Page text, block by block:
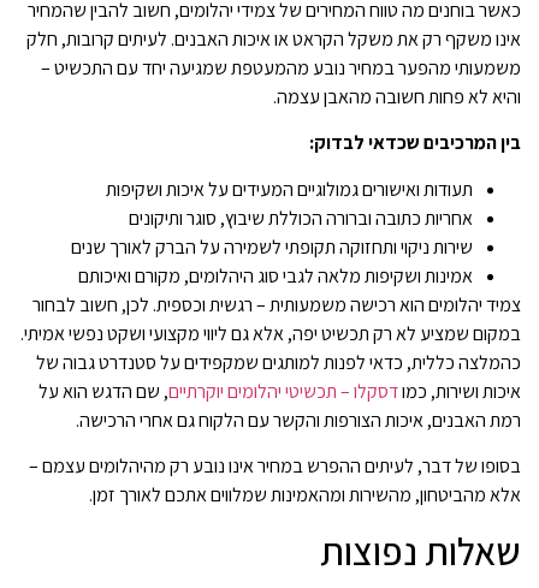
כאשר בוחנים מה טווח המחירים של צמידי יהלומים, חשוב להבין שהמחיר
אינו משקף רק את משקל הקראט או איכות האבנים. לעיתים קרובות, חלק
משמעותי מהפער במחיר נובע מהמעטפת שמגיעה יחד עם התכשיט –
והיא לא פחות חשובה מהאבן עצמה.
בין המרכיבים שכדאי לבדוק:
תעודות ואישורים גמולוגיים המעידים על איכות ושקיפות
אחריות כתובה וברורה הכוללת שיבוץ, סוגר ותיקונים
שירות ניקוי ותחזוקה תקופתי לשמירה על הברק לאורך שנים
אמינות ושקיפות מלאה לגבי סוג היהלומים, מקורם ואיכותם
צמיד יהלומים הוא רכישה משמעותית – רגשית וכספית. לכן, חשוב לבחור
במקום שמציע לא רק תכשיט יפה, אלא גם ליווי מקצועי ושקט נפשי אמיתי.
כהמלצה כללית, כדאי לפנות למותגים שמקפידים על סטנדרט גבוה של
איכות ושירות, כמודסקלו – תכשיטי יהלומים יוקרתיים, שם הדגש הוא על
רמת האבנים, איכות הצורפות והקשר עם הלקוח גם אחרי הרכישה.
בסופו של דבר, לעיתים ההפרש במחיר אינו נובע רק מהיהלומים עצמם –
אלא מהביטחון, מהשירות ומהאמינות שמלווים אתכם לאורך זמן.
שאלות נפוצות